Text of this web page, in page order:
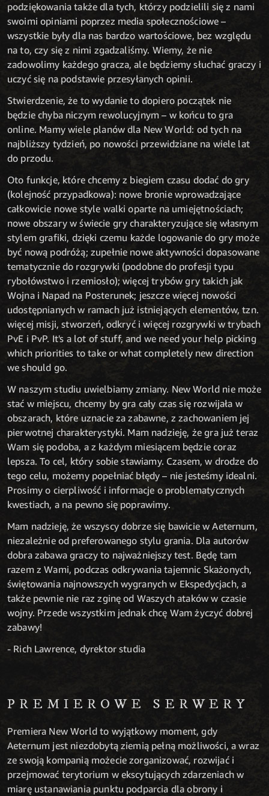
podziękowania także dla tych, którzy podzielili się z nami
swoimi opiniami poprzez media społecznościowe –
wszystkie były dla nas bardzo wartościowe, bez względu
na to, czy się z nimi zgadzaliśmy. Wiemy, że nie
zadowolimy każdego gracza, ale będziemy słuchać graczy i
uczyć się na podstawie przesyłanych opinii.
Stwierdzenie, że to wydanie to dopiero początek nie
będzie chyba niczym rewolucyjnym – w końcu to gra
online. Mamy wiele planów dla New World: od tych na
najbliższy tydzień, po nowości przewidziane na wiele lat
do przodu.
Oto funkcje, które chcemy z biegiem czasu dodać do gry
(kolejność przypadkowa): nowe bronie wprowadzające
całkowicie nowe style walki oparte na umiejętnościach;
nowe obszary w świecie gry charakteryzujące się własnym
stylem grafiki, dzięki czemu każde logowanie do gry może
być nową podróżą; zupełnie nowe aktywności dopasowane
tematycznie do rozgrywki (podobne do profesji typu
rybołówstwo i rzemiosło); więcej trybów gry takich jak
Wojna i Napad na Posterunek; jeszcze więcej nowości
udostępnianych w ramach już istniejących elementów, tzn.
więcej misji, stworzeń, odkryć i więcej rozgrywki w trybach
PvE i PvP. It's a lot of stuff, and we need your help picking
which priorities to take or what completely new direction
we should go.
W naszym studiu uwielbiamy zmiany. New World nie może
stać w miejscu, chcemy by gra cały czas się rozwijała w
obszarach, które uznacie za zabawne, z zachowaniem jej
pierwotnej charakterystyki. Mam nadzieję, że gra już teraz
Wam się podoba, a z każdym miesiącem będzie coraz
lepsza. To cel, który sobie stawiamy. Czasem, w drodze do
tego celu, możemy popełniać błędy – nie jesteśmy idealni.
Prosimy o cierpliwość i informacje o problematycznych
kwestiach, a na pewno się poprawimy.
Mam nadzieję, że wszyscy dobrze się bawicie w Aeternum,
niezależnie od preferowanego stylu grania. Dla autorów
dobra zabawa graczy to najważniejszy test. Będę tam
razem z Wami, podczas odkrywania tajemnic Skażonych,
świętowania najnowszych wygranych w Ekspedycjach, a
także pewnie nie raz zginę od Waszych ataków w czasie
wojny. Przede wszystkim jednak chcę Wam życzyć dobrej
zabawy!
- Rich Lawrence, dyrektor studia
PREMIEROWE SERWERY
Premiera New World to wyjątkowy moment, gdy
Aeternum jest niezdobytą ziemią pełną możliwości, a wraz
ze swoją kompanią możecie zorganizować, rozwijać i
przejmować terytorium w ekscytujących zdarzeniach w
miarę ustanawiania punktu podparcia dla obrony i